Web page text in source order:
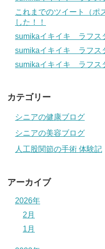
これまでのツイート（ポ
した！！
sumikaイキイキ ラフス
sumikaイキイキ ラフス
sumikaイキイキ ラフス
カテゴリー
シニアの健康ブログ
シニアの美容ブログ
人工股関節の手術 体験記
アーカイブ
2026年
2月
1月